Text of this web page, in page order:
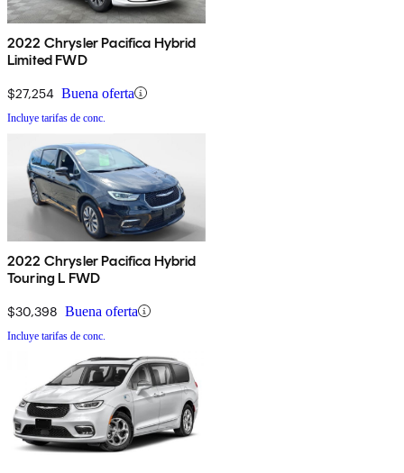
2022 Chrysler Pacifica Hybrid
Limited FWD
$27,254 Buena oferta
Incluye tarifas de conc.
2022 Chrysler Pacifica Hybrid
Touring L FWD
$30,398 Buena oferta
Incluye tarifas de conc.